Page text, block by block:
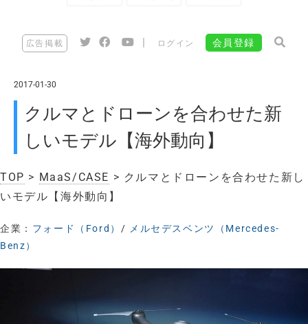
広告掲載 ログイン 会員登録
2017-01-30
クルマとドローンを合わせた新
しいモデル【海外動向】
TOP > MaaS/CASE > クルマとドローンを合わせた新し
いモデル【海外動向】
企業： フォード（Ford） / メルセデスベンツ（Mercedes-
Benz）